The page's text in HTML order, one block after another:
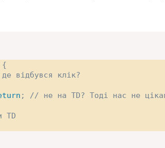
{
відбувся клік?
; // не на TD? Тоді нас не
TD